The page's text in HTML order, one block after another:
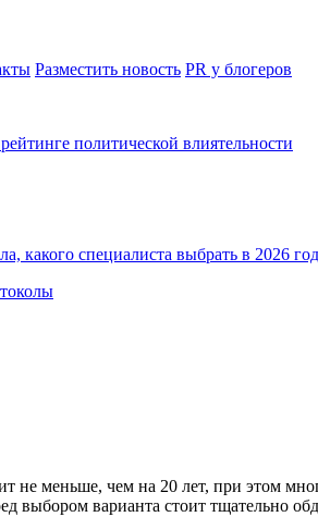
Разместить новость PR у блогеров
политической влиятельности
какого специалиста выбрать в 2026
меньше, чем на 20 лет, при этом
выбором варианта стоит тщательно